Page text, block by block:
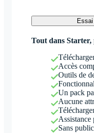
Tout dans Starter,
Accès
Outils de
Un pack
Aucune
Sans